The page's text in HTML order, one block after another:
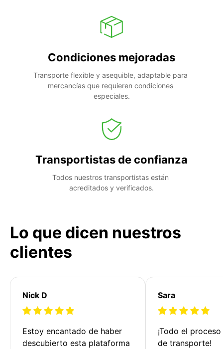
Condiciones mejoradas
Transporte flexible y asequible, adaptable para
mercancías que requieren condiciones
especiales.
Transportistas de confianza
Todos nuestros transportistas están
acreditados y verificados.
Lo que dicen nuestros
clientes
Nick D
Estoy encantado de haber
descubierto esta plataforma
Sara
¡Todo el
de transporte!